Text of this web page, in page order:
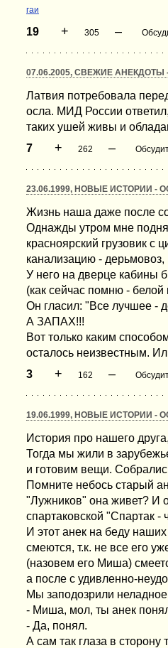
гаи
19 + 305 –
07.06.2005, СВЕЖИЕ
Латвия потребовала
осла. МИД России
таких ушей живы и
7
+ 262 –
23.06.1999, НОВЫЕ ИСТОРИИ -
Жизнь наша даже после
Однажды утром мне
красноярский грузовик с
канализацию - дерьмовоз,
У него на дверце кабины
(как сейчас помню - белой
Он гласил: "Все лучшее -
А ЗАПАХ!!!
Вот только каким
осталось неизвестным.
3
+ 162 –
19.06.1999, НОВЫЕ ИСТОРИИ -
История про нашего
Тогда мы жили в
и готовим вещи.
Помните небось старый
"Лужников" она живет? И
спартаковской "Спартак
И этот анек на беду
смеются, т.к. не все его
(назовем его Миша)
а после с удивленно-
Мы заподозрили неладное
- Миша, мол, ты анек
- Да, понял.
А сам так глаза в сторону